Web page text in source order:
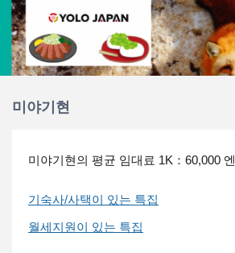
미야기현
미야기현의 평균 임대료 1K：60,000 엔
기숙사/사택이 있는 특집
월세지원이 있는 특집